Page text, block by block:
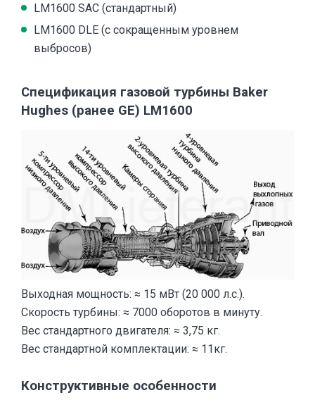
LM1600 SAC (стандартный)
LM1600 DLE (с сокращенным уровнем
выбросов)
Спецификация газовой турбины Baker
Hughes (ранее GE) LM1600
Выходная мощность: ≈ 15 мВт (20 000 л.с.).
Скорость турбины: ≈ 7000 оборотов в минуту.
Вес стандартного двигателя: ≈ 3,75 кг.
Вес стандартной комплектации: ≈ 11кг.
Конструктивные особенности